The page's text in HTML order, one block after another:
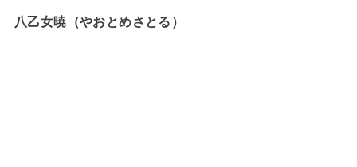
八乙女暁（やおとめさとる）